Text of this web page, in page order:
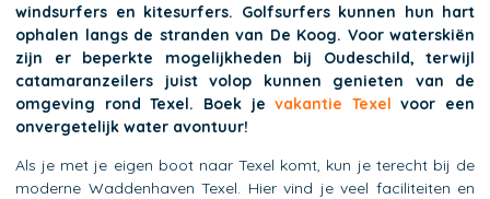
windsurfers en kitesurfers. Golfsurfers kunnen hun hart
ophalen langs de stranden van De Koog. Voor waterskiën
zijn er beperkte mogelijkheden bij Oudeschild, terwijl
catamaranzeilers juist volop kunnen genieten van de
omgeving rond Texel.
Boek jevakantie Texel voor een
onvergetelijk water avontuur!
Als je met je eigen boot naar Texel komt, kun je terecht bij de
moderne Waddenhaven Texel. Hier vind je veel faciliteiten en